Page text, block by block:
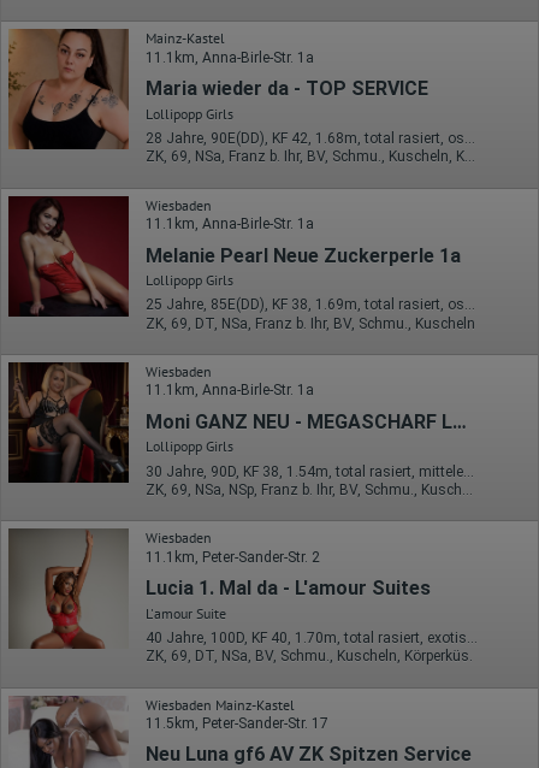
Ort der Verarbeitung:
Europäische Union & USA
Hotjar
Wir nutzen Hotjar als Webanalysedient. Es wird verwendet, um
Daten über das Benutzerverhalten zu sammeln. Hotjar kann
auf unserer Website eingebunden sind, von Ihnen bereitgestellte
Informationen verarbeiten.
Herausgeber:
Hotjar Limited, Malta
Erhobene Daten:
Gerätetyp
Geografischer Standort
IP-Adresse
Mausbewegungen
Besuchte Seiten
Referrer URL
Bildschirmauflösung
Eindeutige Gerätekennung
Gerätebestriebssystem
Browser-Typ
Klicks
Domain-Name
Eindeutige Benutzerkennung
Antworten auf Umfragen
Ort der Verarbeitung:
Europäische Union
Rechtliche Grundlage der Verarbeitung
Art. 6 Abs. 1 S. 1 lit. a DSGVO
Mainz-Kastel
11.1km, Anna-Birle-Str. 1a
Maria wieder da - TOP SERVICE
Lollipopp Girls
28 Jahre, 90E(DD), KF 42, 1.68m, total rasiert, osteuropäisch
ZK, 69, NSa, Franz b. Ihr, BV, Schmu., Kuscheln, Körperküs.
Wiesbaden
11.1km, Anna-Birle-Str. 1a
Melanie Pearl Neue Zuckerperle 1a
Lollipopp Girls
25 Jahre, 85E(DD), KF 38, 1.69m, total rasiert, osteuropäisch
ZK, 69, DT, NSa, Franz b. Ihr, BV, Schmu., Kuscheln
Wiesbaden
11.1km, Anna-Birle-Str. 1a
Moni GANZ NEU - MEGASCHARF Lollipopp Girls
Lollipopp Girls
ZK, 69, NSa, NSp, Franz b. Ihr, BV, Schmu., Kuscheln
Wiesbaden
11.1km, Peter-Sander-Str. 2
Lucia 1. Mal da - L'amour Suites
L'amour Suite
40 Jahre, 100D, KF 40, 1.70m, total rasiert, exotisch
ZK, 69, DT, NSa, BV, Schmu., Kuscheln, Körperküs.
Wiesbaden Mainz-Kastel
11.5km, Peter-Sander-Str. 17
Neu Luna gf6 AV ZK Spitzen Service